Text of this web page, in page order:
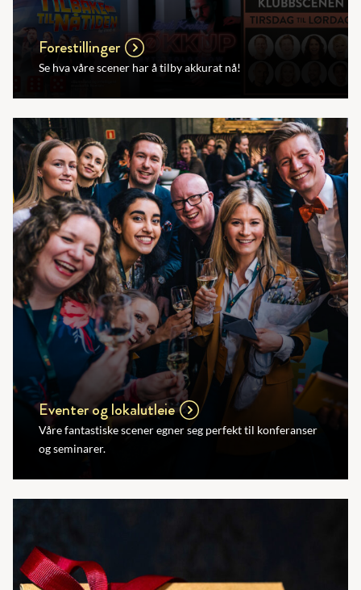
Forestillinger
Se hva våre scener har å tilby akkurat nå!
Eventer og lokalutleie
Våre fantastiske scener egner seg perfekt til konferanser
og seminarer.